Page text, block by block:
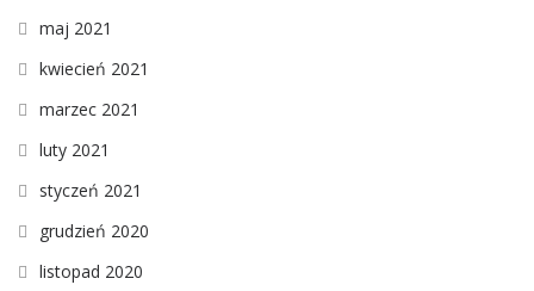
maj 2021
kwiecień 2021
marzec 2021
luty 2021
styczeń 2021
grudzień 2020
listopad 2020